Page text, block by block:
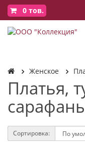
0 тов.
Женское
Платья,
Сортировка: